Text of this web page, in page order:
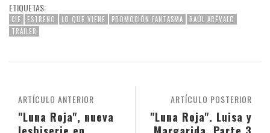
ETIQUETAS:
CIE ESTRENO LO QUE VIENE PROMOCIÓN FANTASMA
RAÚL ARÉVALO
TRÁILER
ARTÍCULO POSTERIOR
"Luna Roja". Luisa y
ARTÍCULO ANTERIOR
"Luna Roja", nueva